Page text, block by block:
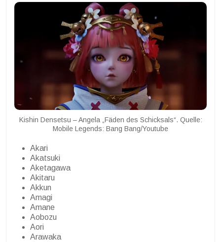
Kishin Densetsu – Angela „Fäden des Schicksals“. Quelle:
Mobile Legends: Bang Bang/Youtube
Akari
Akatsuki
Aketagawa
Akitaru
Akkun
Amagi
Amane
Aobozu
Aori
Arawaka